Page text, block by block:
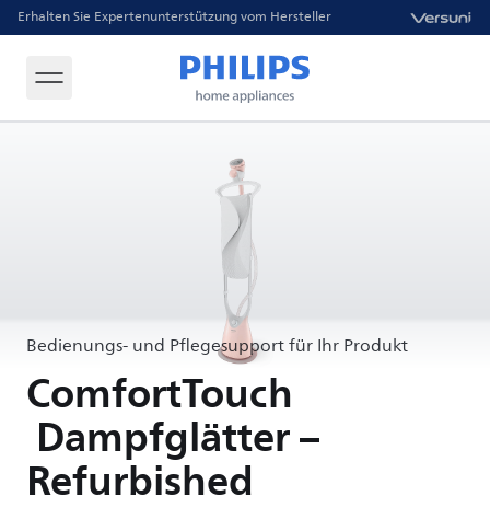
Erhalten Sie Expertenunterstützung vom Hersteller
Bedienungs- und Pflegesupport für Ihr Produkt
ComfortTouch
Dampfglätter –
Refurbished